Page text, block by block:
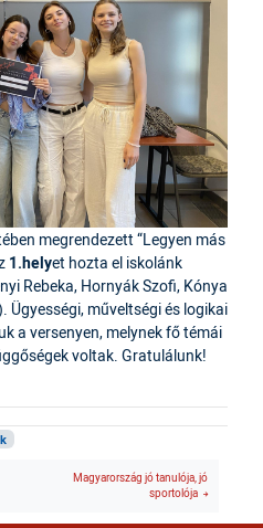
megrendezett “Legyen más
1.helyet hozta el iskolánk
Rebeka, Hornyák Szofi, Kónya
Ügyességi, műveltségi és logikai
a versenyen, melynek fő témái
voltak. Gratulálunk!
Magyarország jó tanulója, jó
sportolója